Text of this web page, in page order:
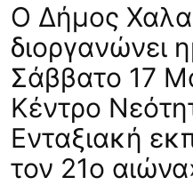
Ο Δήμος
διοργανώνει
Σάββατο 17
Κέντρο
Ενταξιακή
τον 21ο